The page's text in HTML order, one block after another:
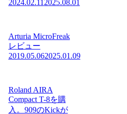
2024.02.112025.08.01
Arturia MicroFreak
レビュー
2019.05.062025.01.09
Roland AIRA
Compact T-8を購
入。909のKickが